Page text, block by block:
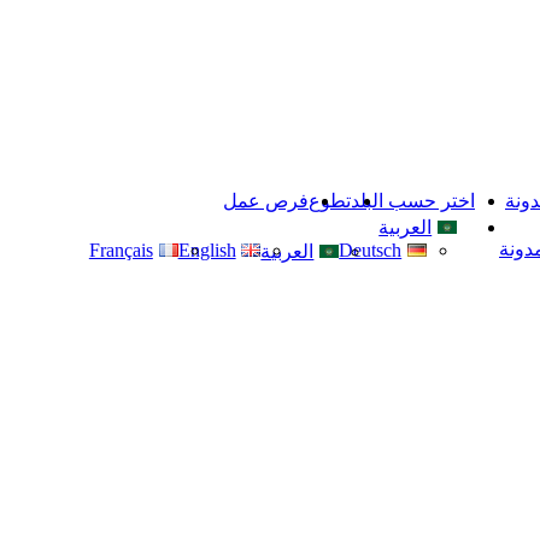
اختر حسب البلدتطوعفرص عمل
العربية
Deutsch العربية English
Français